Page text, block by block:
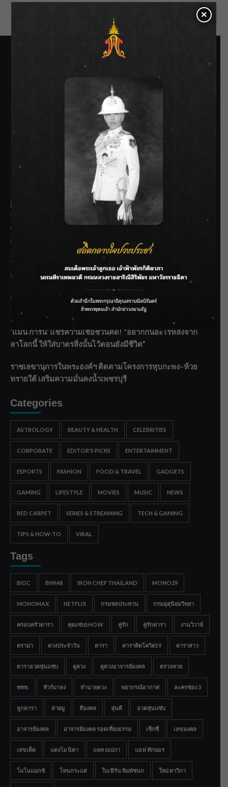
SIAMRATH VARIETY
THE BEST ENTERTAINMENT
Recent Posts
ชลประทานเชียงใหม่เร่งพร่องน้ำแม่น้ำปิง รับมวลน้ำเหนือ ย้ำ
ยังไม่ล้นตลิ่ง
ฟาดลุคใหม่! “แบม พิชญานิน” แดนซ์สับทุกจังหวะ ชวนแฟนๆ
แกะท่า #นอกจอนอกใจ
กรมชลฯ รับฟังประชาชน ติดตามแก้ปัญหาโครงการประตู
ระบายน้ำศรีสองรักฯ
‘แมน การิน’ แชร์ความเชื่อชวนคิด! “อยากกินอะไรหลังจาก
ลาโลกนี้ ให้ใส่บาตรสิ่งนั้นไว้ตอนยังมีชีวิต”
ราชเลขานุการในพระองค์ฯ ติดตามโครงการหุบกะพง–ห้วย
ทรายใต้ เสริมความมั่นคงน้ำเพชรบุรี
Categories
ASTROLOGY BEAUTY & HEALTH CELEBRITIES
CORPORATE EDITOR'S PICKS ENTERTAINMENT
ESPORTS FASHION FOOD & TRAVEL GADGETS
GAMING LIFESTYLE MOVIES MUSIC NEWS
RED CARPET SERIES & STREAMING TECH & GAMING
TIPS & HOW-TO VIRAL
Tags
BIGC BNK48 IRON CHEF THAILAND MONO29
MONOMAX NETFLIX กรมชลประทาน กรมอุตุนิยมวิทยา
ครอบครัวดารา คุยแซ่บSHOW คู่รัก คู่รักดารา งานวิวาห์
ดราม่า ดวงประจำวัน ดารา ดาราติดโควิด19 ดาราสาว
ดาราอวดหุ่นแซ่บ ดูดวง ดูดวงอาจารย์มงคล ตรวจหวย
ททท. ทัวร์มาลง ทำนายดวง พยากรณ์อากาศ ละครช่อง 3
ลูกดารา สายมู สีมงคล หุ่นดี อวดหุ่นแซ่บ
อาจารย์มงคล อาจารย์มงคล รอดเที่ยงธรรม เซ็กซี่ เลขมงคล
เลขเด็ด แตงโม นิดา แพท ณปภา แอฟ ทักษอร
โมโนแมกซ์ โหนกระแส ใบเฟิร์น พิมพ์ชนก ใหม่ ดาวิกา
×